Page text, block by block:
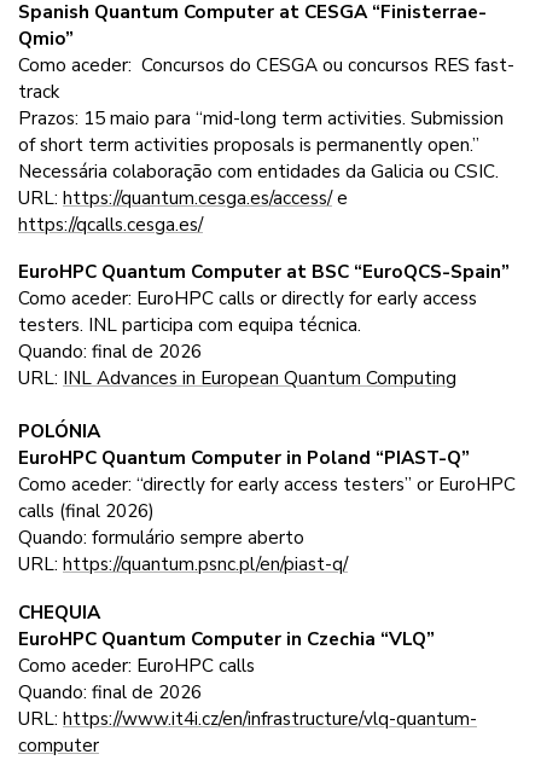
Spanish Quantum Computer at CESGA “Finisterrae-
Qmio”
Como aceder: Concursos do CESGA ou concursos RES fast-
track
Prazos: 15 maio para “mid-long term activities. Submission
of short term activities proposals is permanently open.”
Necessária colaboração com entidades da Galicia ou CSIC.
URL: https://quantum.cesga.es/access/e
https://qcalls.cesga.es/
EuroHPC Quantum Computer at BSC “EuroQCS-Spain”
Como aceder: EuroHPC calls or directly for early access
testers. INL participa com equipa técnica.
Quando: final de 2026
URL: INL Advances in European Quantum Computing
POLÓNIA
EuroHPC Quantum Computer in Poland “PIAST-Q”
Como aceder: “directly for early access testers” or EuroHPC
calls (final 2026)
Quando: formulário sempre aberto
URL: https://quantum.psnc.pl/en/piast-q/
CHEQUIA
EuroHPC Quantum Computer in Czechia “VLQ”
Como aceder: EuroHPC calls
Quando: final de 2026
URL: https://www.it4i.cz/en/infrastructure/vlq-quantum-
computer